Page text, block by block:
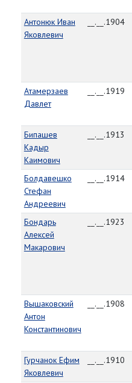
Антонюк Иван
Яковлевич
__.__.1904
Атамерзаев
Давлет
__.__.1919
Бипашев
Кадыр
Каимович
__.__.1913
Болдавешко
Стефан
Андреевич
__.__.1914
Бондарь
Алексей
Макарович
__.__.1923
Вышаковский
Антон
Константинович
__.__.1908
Гурчанок Ефим
Яковлевич
__.__.1910